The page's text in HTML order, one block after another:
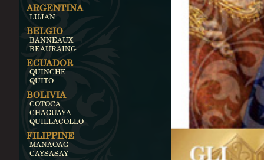
ARGENTINA
LUJAN
BELGIO
BANNEAUX
BEAURAING
ECUADOR
QUINCHE
QUITO
BOLIVIA
COTOCA
CHAGUAYA
QUILLACOLLO
FILIPPINE
MANAOAG
CAYSASAY